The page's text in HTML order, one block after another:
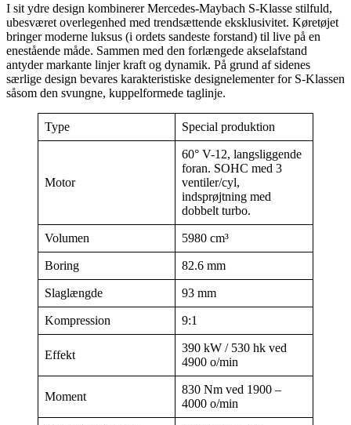
I sit ydre design kombinerer Mercedes-Maybach S-Klasse stilfuld,
ubesværet overlegenhed med trendsættende eksklusivitet. Køretøjet
bringer moderne luksus (i ordets sandeste forstand) til live på en
enestående måde. Sammen med den forlængede akselafstand
antyder markante linjer kraft og dynamik. På grund af sidenes
særlige design bevares karakteristiske designelementer for S-Klassen
såsom den svungne, kuppelformede taglinje.
Type Special produktion
Motor
60° V-12, langsliggende
foran. SOHC med 3
ventiler/cyl,
indsprøjtning med
dobbelt turbo.
Volumen 5980 cm³
Boring 82.6 mm
Slaglængde 93 mm
Kompression 9:1
Effekt
390 kW / 530 hk ved
4900 o/min
Moment
830 Nm ved 1900 –
4000 o/min